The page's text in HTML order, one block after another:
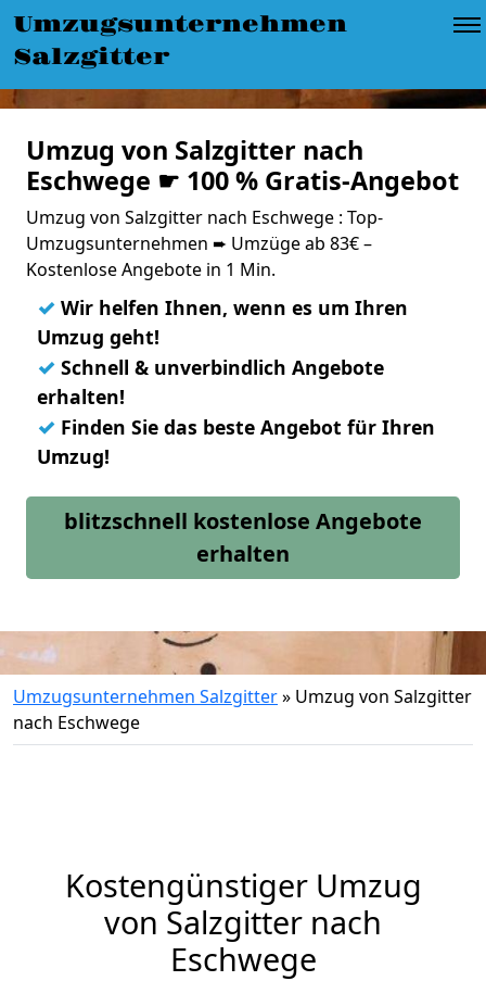
Umzugsunternehmen
Salzgitter
Umzug von Salzgitter nach
Eschwege ☛ 100 % Gratis-Angebot
Umzug von Salzgitter nach Eschwege : Top-
Umzugsunternehmen ➨ Umzüge ab 83€ –
Kostenlose Angebote in 1 Min.
✓ Wir helfen Ihnen, wenn es um Ihren
Umzug geht!
✓ Schnell & unverbindlich Angebote
erhalten!
✓ Finden Sie das beste Angebot für Ihren
Umzug!
blitzschnell kostenlose Angebote
erhalten
Umzugsunternehmen Salzgitter» Umzug von Salzgitter
nach Eschwege
Kostengünstiger Umzug
von Salzgitter nach
Eschwege